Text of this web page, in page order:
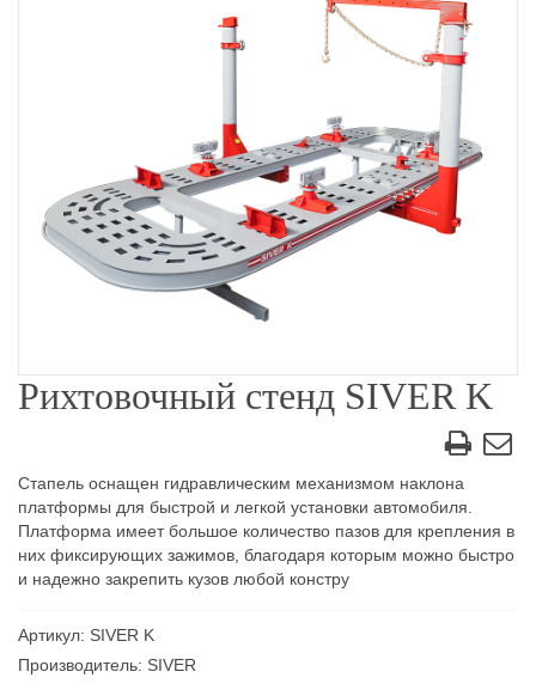
Рихтовочный стенд SIVER K
Стапель оснащен гидравлическим механизмом наклона
платформы для быстрой и легкой установки автомобиля.
Платформа имеет большое количество пазов для крепления в
них фиксирующих зажимов, благодаря которым можно быстро
и надежно закрепить кузов любой констру
Артикул: SIVER K
Производитель: SIVER